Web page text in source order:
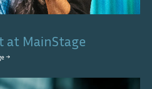
at MainStage
→